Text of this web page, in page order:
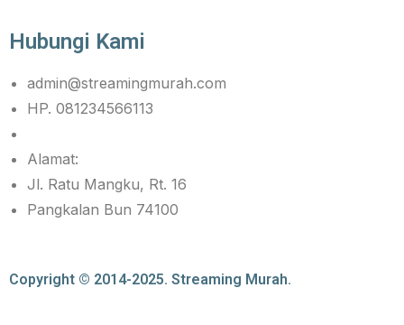
Hubungi Kami
admin@streamingmurah.com
HP. 081234566113
Alamat:
Jl. Ratu Mangku, Rt. 16
Pangkalan Bun 74100
Copyright © 2014-2025. Streaming Murah.